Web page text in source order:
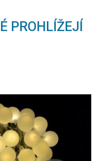
PROHLÍŽEJÍ